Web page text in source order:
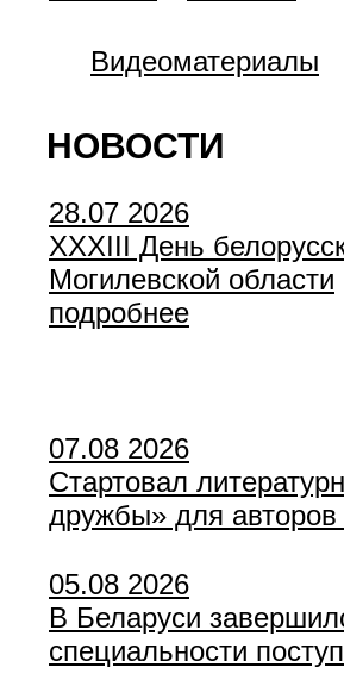
Видеоматериалы
НОВОСТИ
28.07 2026
XXXIII День
Могилевской области
подробнее
07.08 2026
Стартовал
дружбы» для
05.08 2026
В Беларуси
специальности